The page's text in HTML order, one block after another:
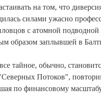
на том, что
силами ужасно
с атомной подводной
образом заплывшей в
тайное, обычно,
Потоков",
по финансовому